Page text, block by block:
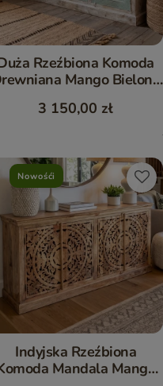
Rzeźbiona Komoda
Mango Bielona
3 150,00 zł
Indyjska Rzeźbiona
Mandala Mango
Nowośći